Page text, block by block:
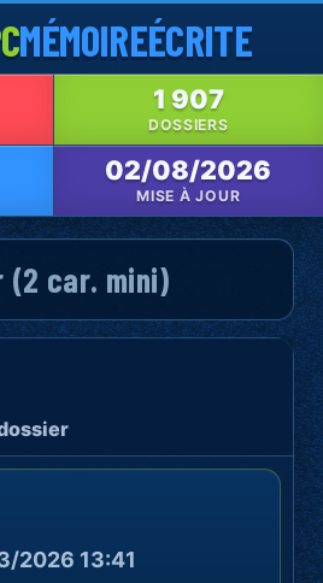
MÉMOIREÉCRITE
1 907
DOSSIERS
02/08/2026
MISE À JOUR
2026 13:41